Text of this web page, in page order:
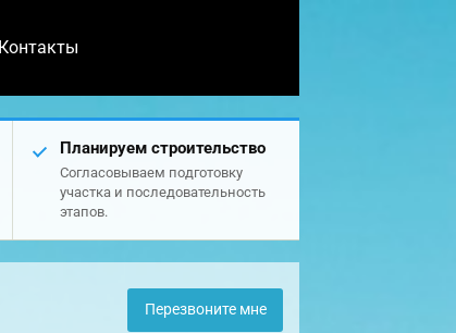
Контакты
Планируем строительство
Согласовываем подготовку
участка и последовательность
этапов.
Перезвоните мне